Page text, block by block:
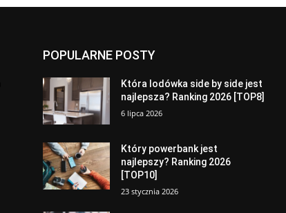
POPULARNE POSTY
Która lodówka side by side jest
najlepsza? Ranking 2026 [TOP8]
6 lipca 2026
Który powerbank jest
najlepszy? Ranking 2026
[TOP10]
23 stycznia 2026